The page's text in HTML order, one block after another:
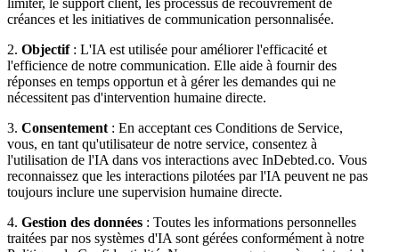
créances et les initiatives de communication personnalisée.
2. Objectif: L'IA est utilisée pour améliorer l'efficacité et
l'efficience de notre communication. Elle aide à fournir des
réponses en temps opportun et à gérer les demandes qui ne
nécessitent pas d'intervention humaine directe.
3. Consentement : En acceptant ces Conditions de Service,
vous, en tant qu'utilisateur de notre service, consentez à
l'utilisation de l'IA dans vos interactions avec InDebted.co. Vous
reconnaissez que les interactions pilotées par l'IA peuvent ne pas
toujours inclure une supervision humaine directe.
4. Gestion des données : Toutes les informations personnelles
traitées par nos systèmes d'IA sont gérées conformément à notre